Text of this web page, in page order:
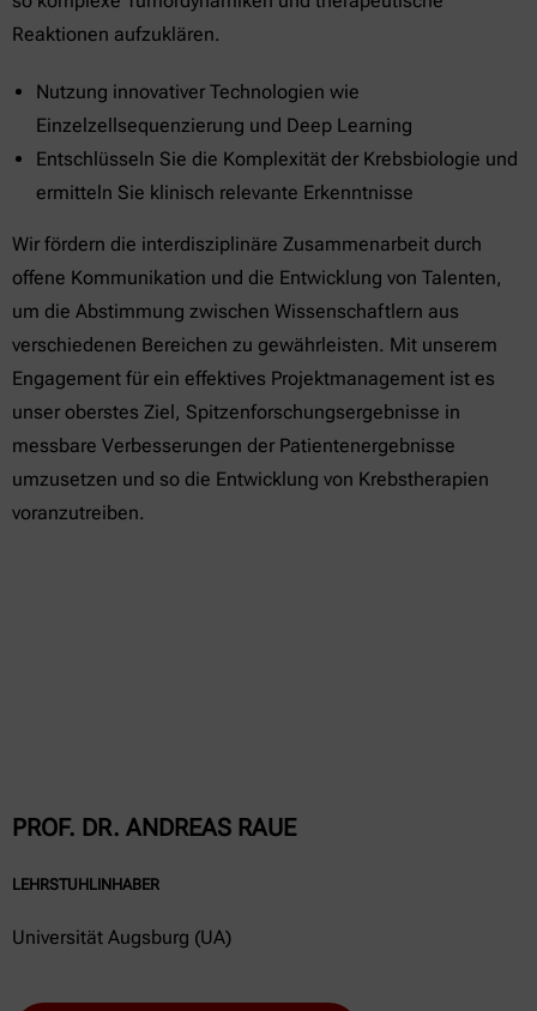
PROF. DR. ANDREAS RAUE
LEHRSTUHLINHABER
Universität Augsburg (UA)
Reaktionen aufzuklären.
Nutzung innovativer Technologien wie
Einzelzellsequenzierung und Deep Learning
Entschlüsseln Sie die Komplexität der Krebsbiologie und
ermitteln Sie klinisch relevante Erkenntnisse
Wir fördern die interdisziplinäre Zusammenarbeit durch
offene Kommunikation und die Entwicklung von Talenten,
um die Abstimmung zwischen Wissenschaftlern aus
verschiedenen Bereichen zu gewährleisten. Mit unserem
Engagement für ein effektives Projektmanagement ist es
unser oberstes Ziel, Spitzenforschungsergebnisse in
messbare Verbesserungen der Patientenergebnisse
umzusetzen und so die Entwicklung von Krebstherapien
voranzutreiben.